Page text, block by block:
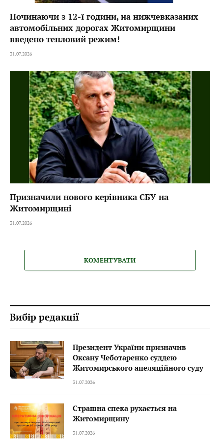
Починаючи з 12-ї години, на нижчевказаних
автомобільних дорогах Житомирщини
введено тепловий режим!
31.07.2026
Призначили нового керівника СБУ на
Житомирщині
31.07.2026
КОМЕНТУВАТИ
Вибір редакції
Президент України призначив
Оксану Чеботаренко суддею
Житомирського апеляційного суду
31.07.2026
Страшна спека рухається на
Житомирщину
31.07.2026